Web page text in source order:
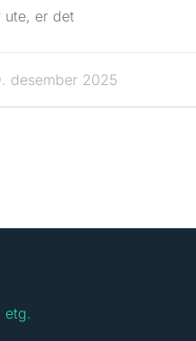
ute, er det
desember 2025
etg.